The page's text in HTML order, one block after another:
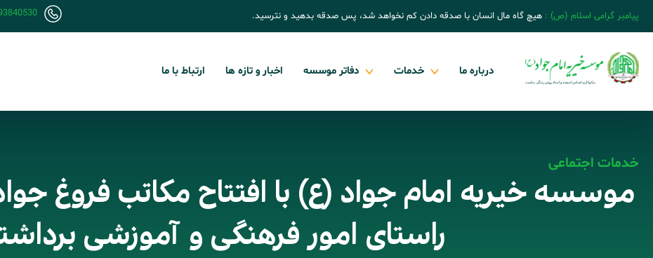
پیامبر گرامی اسلام (ص) : هیچ گاه مال انسان با صدقه دادن کم نخواهد شد، پس صدقه بدهید و نترسید.
درباره ما خدمات دفاتر موسسه اخبار و تازه ها ارتباط با ما
خدمات اجتماعی
موسسه خیریه امام جواد (ع) با افتتاح مکاتب فروغ
راستای امور فرهنگی و آموزشی